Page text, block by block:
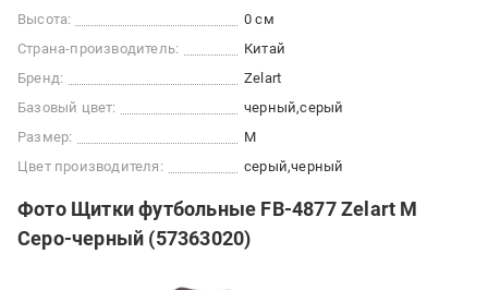
Высота:
0 см
Страна-производитель:
Китай
Бренд:
Zelart
Базовый цвет:
черный серый
Размер:
M
Цвет производителя:
серый черный
Фото Щитки футбольные FB-4877 Zelart M
Серо-черный (57363020)